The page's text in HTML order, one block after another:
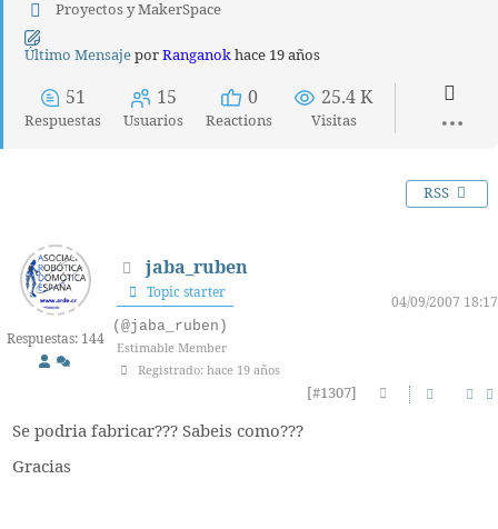
Proyectos y MakerSpace
Último MensajeporRanganokhace 19 años
51
Respuestas
15
Usuarios
0
Reactions
25.4 K
Visitas
RSS
Respuestas: 144
jaba_ruben
Topic starter
04/09/2007 18:17
(@jaba_ruben)
Estimable Member
Registrado: hace 19 años
[#1307]
Se podria fabricar??? Sabeis como???
Gracias